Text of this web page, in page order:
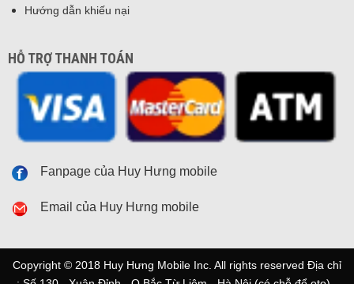
Hướng dẫn khiếu nại
HỖ TRỢ THANH TOÁN
Fanpage của Huy Hưng mobile
Email của Huy Hưng mobile
Copyright © 2018 Huy Hưng Mobile Inc. All rights reserved Địa chỉ